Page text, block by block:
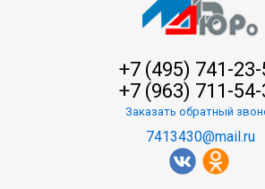
+7 (495) 741-
+7 (963) 711-54-
Заказать обратный
7413430@mail.ru